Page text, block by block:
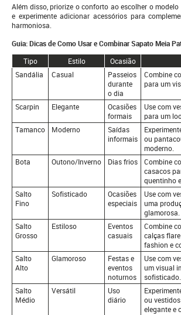
Além disso, priorize o conforto ao escolher o
e experimente adicionar acessórios para
harmoniosa.
Guia: Dicas de Como Usar e Combinar Sapato Meia
Tipo
Estilo Ocasião
Sandália
Casual
Passeios
durante
o dia
Combine
para um
Scarpin Elegante
Ocasiões
formais
Use com
para um
Tamanco
Moderno
Saídas
informais
ou
moderno.
Bota
Outono/Inverno Dias frios
Combine
casacos
quentinho
Salto
Fino
Sofisticado
Ocasiões
especiais
Use com
uma
glamorosa.
Salto
Grosso
Estiloso
Eventos
casuais
Combine
calças
fashion e
Salto
Alto
Glamoroso
Festas e
eventos
noturnos
Use com
um visual
sofisticado.
Salto
Médio
Versátil
Uso
diário
ou
elegante e